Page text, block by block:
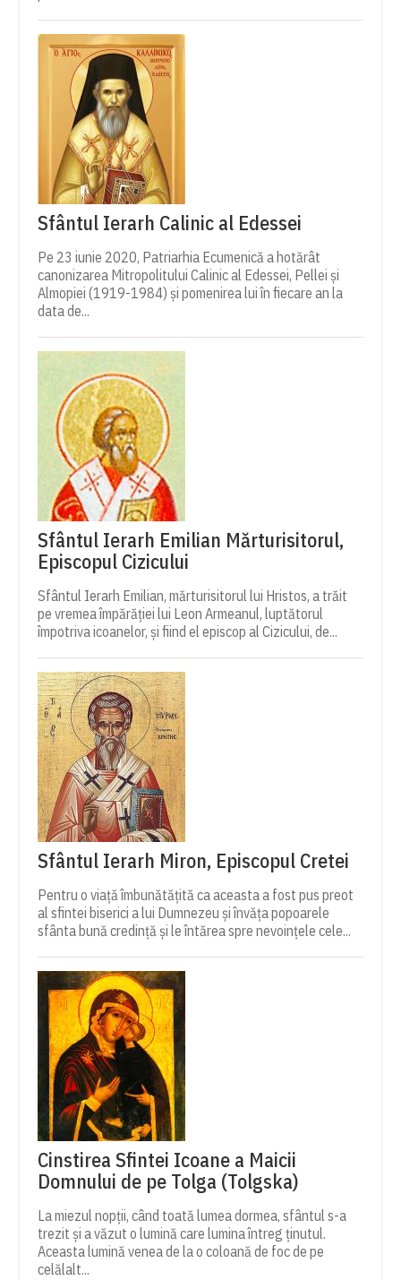
Sfântul Ierarh Calinic al Edessei
Pe 23 iunie 2020, Patriarhia Ecumenică a hotărât
canonizarea Mitropolitului Calinic al Edessei, Pellei și
Almopiei (1919-1984) și pomenirea lui în fiecare an la
data de...
Sfântul Ierarh Emilian Mărturisitorul,
Episcopul Cizicului
Sfântul Ierarh Emilian, mărturisitorul lui Hristos, a trăit
pe vremea împărăției lui Leon Armeanul, luptătorul
împotriva icoanelor, și fiind el episcop al Cizicului, de...
Sfântul Ierarh Miron, Episcopul Cretei
Pentru o viață îmbunătățită ca aceasta a fost pus preot
al sfintei biserici a lui Dumnezeu și învăța popoarele
sfânta bună credință și le întărea spre nevoințele cele...
Cinstirea Sfintei Icoane a Maicii
Domnului de pe Tolga (Tolgska)
La miezul nopții, când toată lumea dormea, sfântul s-a
trezit și a văzut o lumină care lumina întreg ținutul.
Aceasta lumină venea de la o coloană de foc de pe
celălalt...